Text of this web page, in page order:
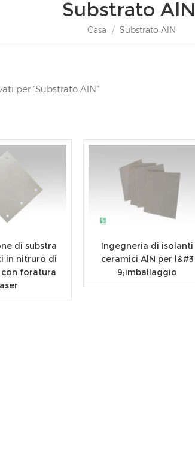
Substrato AlN
Casa / Substrato AlN
per "Substrato AlN"
di substra
in nitruro di
foratura
Ingegneria di isolanti
ceramici AlN per l&#3
9;imballaggio